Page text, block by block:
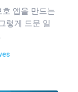
앱을 만드는
렇게 드문 일